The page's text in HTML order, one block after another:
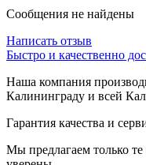
Сообщения не найдены
Написать отзыв
Быстро и качественно
Наша компания
Калининграду и всей
Гарантия качества и
Мы предлагаем только